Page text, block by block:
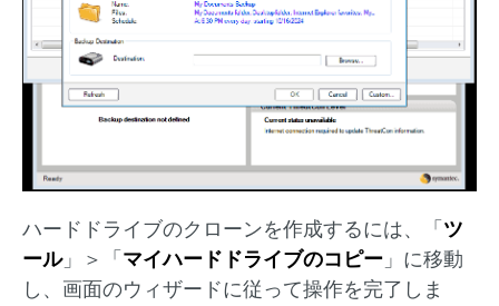
ハードドライブのクローンを作成するには、「 ツ
ール」＞「 マイハードドライブのコピー 」に移動
し、画面のウィザードに従って操作を完了しま